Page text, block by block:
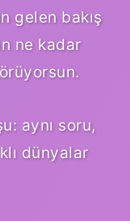
gelen bakış
ne kadar
aynı soru,
dünyalar